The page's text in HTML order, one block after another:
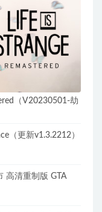
（V20230501-劫
（更新v1.3.2212）
高清重制版 GTA